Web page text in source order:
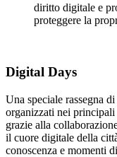
diritto digitale e
proteggere la
Digital Days
Una speciale rassegna
organizzati nei
grazie alla
il cuore digitale della
conoscenza e momenti